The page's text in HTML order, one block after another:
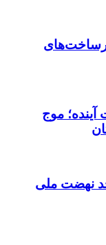
در ۷۲ ساعت آینده؛ موج
۳۹۶ هزار واحد نهضت ملی